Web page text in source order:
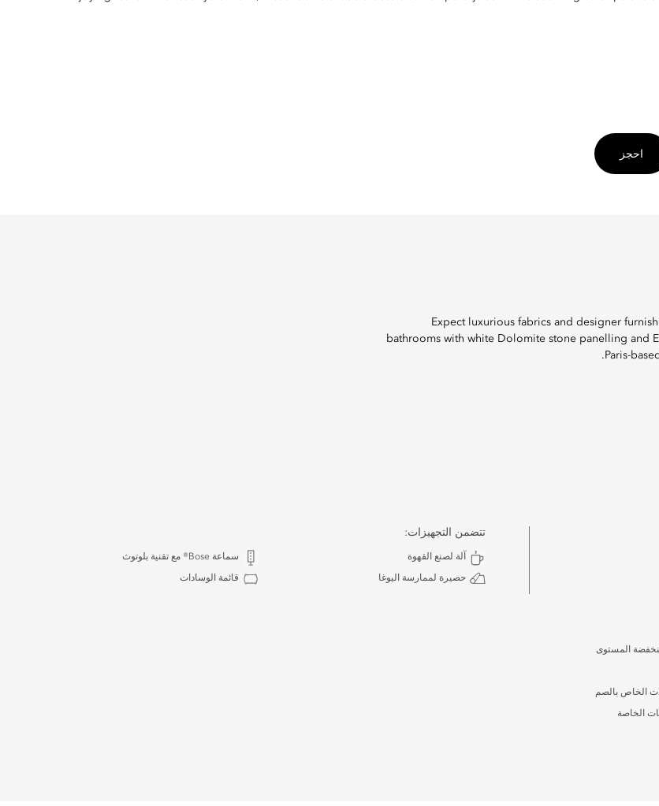
احجز
Expect luxurious fabrics and designer
bathrooms with white Dolomite stone panelling and
Paris-
تتضمن التجهيزات:
آلة لصنع القهوة سماعة Bose® مع تقنية بلوتوث
حصيرة لممارسة اليوغا قائمة الوسادات
المستوى
الخاص بالصم
الخاصة